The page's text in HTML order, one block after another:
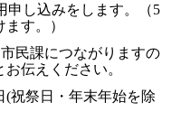
し込みをします。（5
す。）
課につながりますの
伝えください。
祭日・年末年始を除